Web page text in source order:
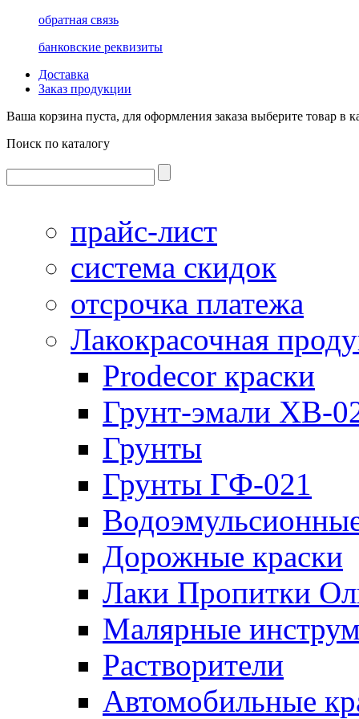
обратная связь
банковские реквизиты
Доставка
Заказ продукции
Ваша корзина пуста, для оформления заказа выберите товар в
Поиск по каталогу
прайс-лист
система скидок
отсрочка платежа
Лакокрасочная
Prodecor краски
Грунт-эмали ХВ-
Грунты
Грунты ГФ-021
Дорожные краски
Лаки Пропитки
Малярные
Растворители
Автомобильные